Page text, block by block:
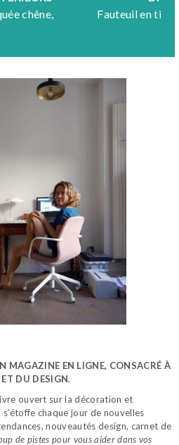
chêne,
Fauteuil en
MAGAZINE EN LIGNE, CONSACRÉ À
DU DESIGN.
ouvert sur la décoration et
chaque jour de nouvelles
nouveautés design, carnet de
de pistes pour vous aider dans vos